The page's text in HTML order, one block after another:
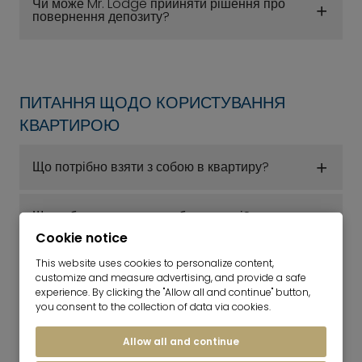
повернення депозиту?
ПИТАННЯ ЩОДО КОРИСТУВАННЯ
КВАРТИРОЮ
Що потрібно взяти з собою в квартиру?
Що робити, якщо ви загубили ключі?
Що робити у випадку пошкодження житла?
Як уникнути пошкоджень від вологи (зростання
цвілі) в будинку?
Cookie notice
This website uses cookies to personalize content,
customize and measure advertising, and provide a safe
experience. By clicking the "Allow all and continue" button,
you consent to the collection of data via cookies.
Allow all and continue